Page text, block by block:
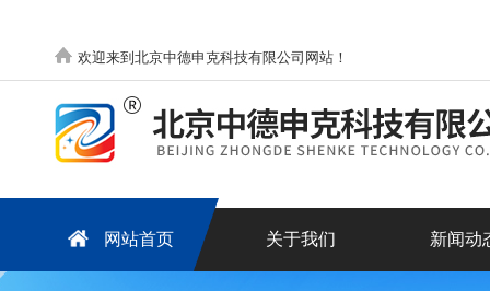
欢迎来到北京中德申克科技有限公司网站！
网站首页 关于我们 新闻动